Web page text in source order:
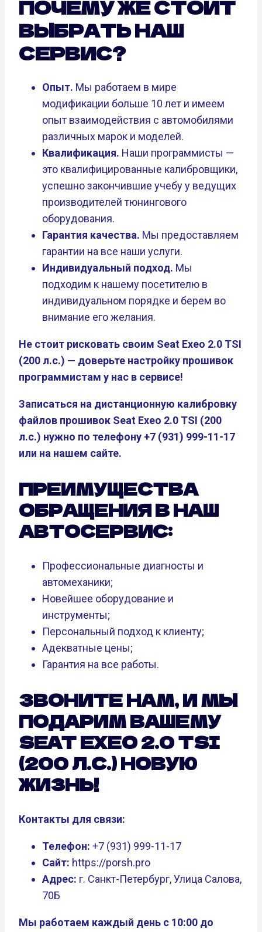
ПОЧЕМУ ЖЕ СТОИТ
ВЫБРАТЬ НАШ
СЕРВИС?
Опыт. Мы работаем в мире
модификации больше 10 лет и имеем
опыт взаимодействия с автомобилями
различных марок и моделей.
Квалификация. Наши программисты —
это квалифицированные калибровщики,
успешно закончившие учебу у ведущих
производителей тюнингового
оборудования.
Гарантия качества. Мы предоставляем
гарантии на все наши услуги.
Индивидуальный подход. Мы
подходим к нашему посетителю в
индивидуальном порядке и берем во
внимание его желания.
Не стоит рисковать своим Seat Exeo 2.0 TSI
(200 л.с.) — доверьте настройку прошивок
программистам у нас в сервисе!
Записаться на дистанционную калибровку
файлов прошивок Seat Exeo 2.0 TSI (200
л.с.) нужно по телефону +7 (931) 999-11-17
или на нашем сайте.
ПРЕИМУЩЕСТВА
ОБРАЩЕНИЯ В НАШ
АВТОСЕРВИС:
Профессиональные диагносты и
автомеханики;
Новейшее оборудование и
инструменты;
Персональный подход к клиенту;
Адекватные цены;
Гарантия на все работы.
ЗВОНИТЕ НАМ, И МЫ
ПОДАРИМ ВАШЕМУ
SEAT EXEO 2.0 TSI
(200 Л.С.) НОВУЮ
ЖИЗНЬ!
Контакты для связи:
Телефон: +7 (931) 999-11-17
Сайт: https://porsh.pro
Адрес: г. Санкт-Петербург, Улица Салова,
70Б
Мы работаем каждый день с 10:00 до